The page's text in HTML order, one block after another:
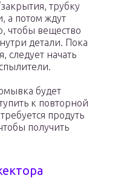
трубку
а потом ждут
чтобы вещество
детали. Пока
следует начать
будет
к повторной
продуть
получить